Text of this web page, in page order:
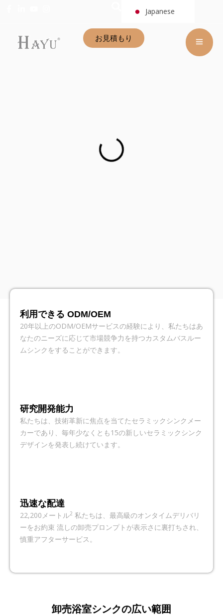
Japanese
お見積もり
大手セラミック浴室シンクメーカ
OEM 利用可能な小さな浴室シンク大量注文用
HanYuの卸売浴室シンクは、豊富な在庫と迅速な配達を提供し、幅
率的に大量注文やプロジェクトのニーズを満たすのに役立ちます。
カタログを見る
工場直接現代マット浴室シンク
ズをサポートしています。
マットなバスルームシンク
利用できる ODM/OEM
20年以上のODM/OEMサービスの経験により、私たちはあ
なたのニーズに応じて市場競争力を持つカスタムバスルー
ムシンクをすることができます。
研究開発能力
私たちは、技術革新に焦点を当てたセラミックシンクメー
カーであり、毎年少なくとも15の新しいセラミックシンク
デザインを発表し続けています。
迅速な配達
22,200メートル2 私たちは、最高級のオンタイムデリバリ
ーをお約束 流しの卸売プロンプトが表示さに裏打ちされ、
慎重アフターサービス。
卸売浴室シンクの広い範囲